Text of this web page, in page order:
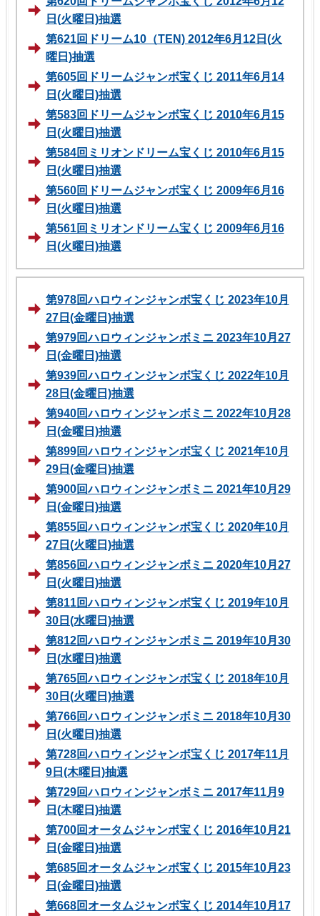
日(火曜日)抽選
第621回ドリーム10（TEN) 2012年6月12日(火
曜日)抽選
第605回ドリームジャンボ宝くじ 2011年6月14
日(火曜日)抽選
第583回ドリームジャンボ宝くじ 2010年6月15
日(火曜日)抽選
第584回ミリオンドリーム宝くじ 2010年6月15
日(火曜日)抽選
第560回ドリームジャンボ宝くじ 2009年6月16
日(火曜日)抽選
第561回ミリオンドリーム宝くじ 2009年6月16
日(火曜日)抽選
第978回ハロウィンジャンボ宝くじ 2023年10月
27日(金曜日)抽選
第979回ハロウィンジャンボミニ 2023年10月27
日(金曜日)抽選
第939回ハロウィンジャンボ宝くじ 2022年10月
28日(金曜日)抽選
第940回ハロウィンジャンボミニ 2022年10月28
日(金曜日)抽選
第899回ハロウィンジャンボ宝くじ 2021年10月
29日(金曜日)抽選
第900回ハロウィンジャンボミニ 2021年10月29
日(金曜日)抽選
第855回ハロウィンジャンボ宝くじ 2020年10月
27日(火曜日)抽選
第856回ハロウィンジャンボミニ 2020年10月27
日(火曜日)抽選
第811回ハロウィンジャンボ宝くじ 2019年10月
30日(水曜日)抽選
第812回ハロウィンジャンボミニ 2019年10月30
日(水曜日)抽選
第765回ハロウィンジャンボ宝くじ 2018年10月
30日(火曜日)抽選
第766回ハロウィンジャンボミニ 2018年10月30
日(火曜日)抽選
第728回ハロウィンジャンボ宝くじ 2017年11月
9日(木曜日)抽選
第729回ハロウィンジャンボミニ 2017年11月9
日(木曜日)抽選
第700回オータムジャンボ宝くじ 2016年10月21
日(金曜日)抽選
第685回オータムジャンボ宝くじ 2015年10月23
日(金曜日)抽選
第668回オータムジャンボ宝くじ 2014年10月17